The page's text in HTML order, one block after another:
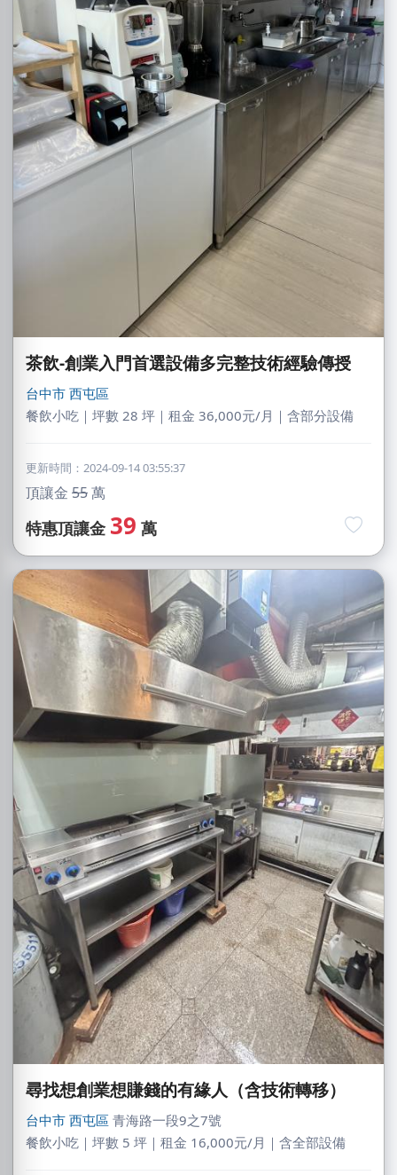
茶飲-創業入門首選設備多完整技術經驗傳授
台中市 西屯區
餐飲小吃｜坪數 28 坪｜租金 36,000元/月｜含部分設備
更新時間：2024-09-14 03:55:37
頂讓金 55萬
特惠頂讓金 39 萬
尋找想創業想賺錢的有緣人（含技術轉移）
台中市 西屯區 青海路一段9之7號
餐飲小吃｜坪數 5 坪｜租金 16,000元/月｜含全部設備
DXvid.吳
新北市｜預算 10萬~30萬元
蘇X中
高雄市｜預算 30萬~50萬元